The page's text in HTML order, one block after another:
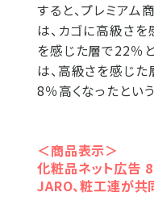
すると、プレミア
は、カゴに高級さ
を感じた層で22％
は、高級さを感じた
8％高くなったという
＜商品表示＞
化粧品ネット広告
JARO、粧工連が共